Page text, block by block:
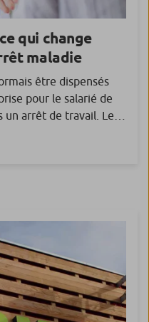
qui change
maladie
être dispensés
pour le salarié de
arrêt de travail. Les
du travail. À ce